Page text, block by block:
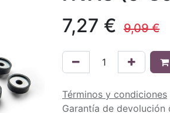
7,27 € 9,09€
Términos y condiciones
Garantía de devolución